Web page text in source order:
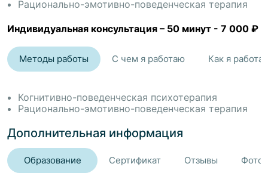
Как я работаю
• мягко, но структурно
• через понимание, осознанность и рационализацию
• объясняю всё простым языком
• даю упражнения, разборы, модели
• помогаю увидеть причины, изменить убеждения и
поведение
Если вы хотите больше уверенности, спокойствия,
ясности — добро пожаловать!
Рационально-эмотивно-поведенческая терапия
Индивидуальная консультация – 50 минут - 7 000 ₽
Методы работы С чем я работаю Как я
Когнитивно-поведенческая психотерапия
Рационально-эмотивно-поведенческая терапия
Дополнительная информация
Образование Сертификат Отзывы Фото